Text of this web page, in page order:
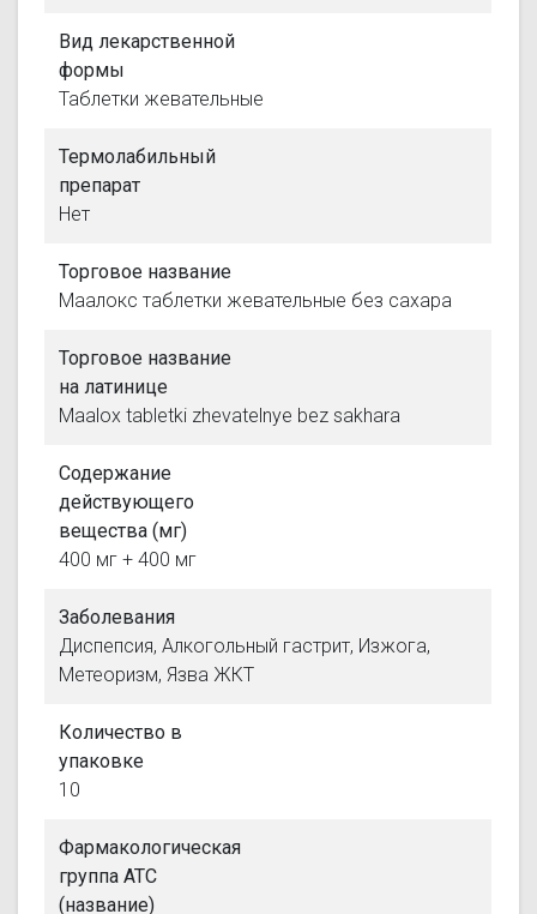
Вид лекарственной
формы
Таблетки жевательные
Термолабильный
препарат
Нет
Торговое название
Маалокс таблетки жевательные без сахара
Торговое название
на латинице
Maalox tabletki zhevatelnye bez sakhara
Содержание
действующего
вещества (мг)
400 мг + 400 мг
Заболевания
Диспепсия, Алкогольный гастрит, Изжога,
Метеоризм, Язва ЖКТ
Количество в
упаковке
10
Фармакологическая
группа АТС
(название)